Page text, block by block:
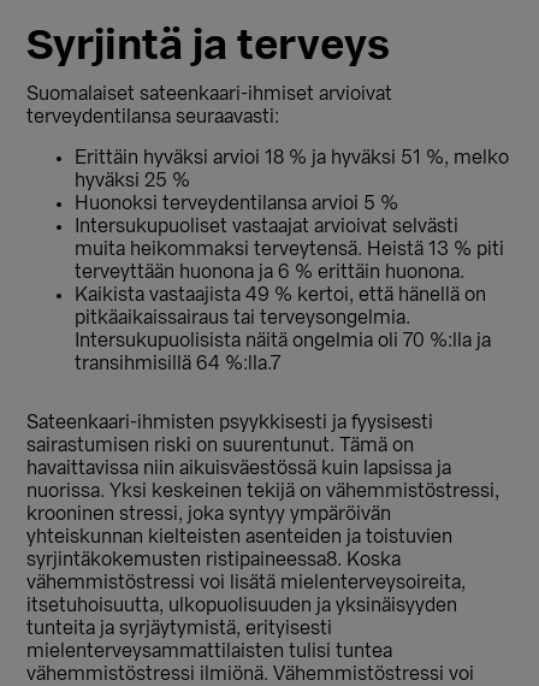
Syrjintä ja terveys
Suomalaiset sateenkaari-ihmiset arvioivat
terveydentilansa seuraavasti:
Erittäin hyväksi arvioi 18 % ja hyväksi 51 %, melko
hyväksi 25 %
Huonoksi terveydentilansa arvioi 5 %
Intersukupuoliset vastaajat arvioivat selvästi
muita heikommaksi terveytensä. Heistä 13 % piti
terveyttään huonona ja 6 % erittäin huonona.
Kaikista vastaajista 49 % kertoi, että hänellä on
pitkäaikaissairaus tai terveysongelmia.
Intersukupuolisista näitä ongelmia oli 70 %:lla ja
transihmisillä 64 %:lla.7
Sateenkaari-ihmisten psyykkisesti ja fyysisesti
sairastumisen riski on suurentunut. Tämä on
havaittavissa niin aikuisväestössä kuin lapsissa ja
nuorissa. Yksi keskeinen tekijä on vähemmistöstressi,
krooninen stressi, joka syntyy ympäröivän
yhteiskunnan kielteisten asenteiden ja toistuvien
syrjintäkokemusten ristipaineessa8. Koska
vähemmistöstressi voi lisätä mielenterveysoireita,
itsetuhoisuutta, ulkopuolisuuden ja yksinäisyyden
tunteita ja syrjäytymistä, erityisesti
mielenterveysammattilaisten tulisi tuntea
vähemmistöstressi ilmiönä. Vähemmistöstressi voi